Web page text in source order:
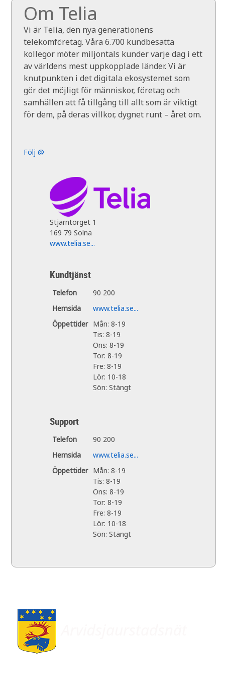
Om Telia
Vi är Telia, den nya generationens
telekomföretag. Våra 6.700 kundbesatta
kollegor möter miljontals kunder varje dag i ett
av världens mest uppkopplade länder. Vi är
knutpunkten i det digitala ekosystemet som
gör det möjligt för människor, företag och
samhällen att få tillgång till allt som är viktigt
för dem, på deras villkor, dygnet runt – året om.
Följ @
Stjärntorget 1
169 79 Solna
www.telia.se...
Kundtjänst
Telefon
90 200
Hemsida
www.telia.se...
Öppettider Mån: 8-19
Tis: 8-19
Ons: 8-19
Tor: 8-19
Fre: 8-19
Lör: 10-18
Sön: Stängt
Support
Telefon
90 200
Hemsida
www.telia.se...
Öppettider Mån: 8-19
Tis: 8-19
Ons: 8-19
Tor: 8-19
Fre: 8-19
Lör: 10-18
Sön: Stängt